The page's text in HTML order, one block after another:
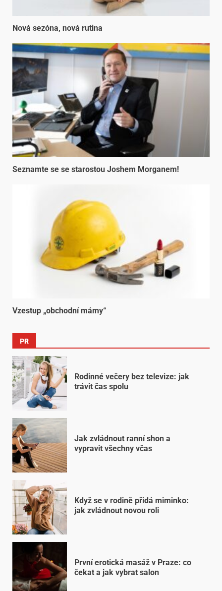
Nová sezóna, nová rutina
Seznamte se se starostou Joshem Morganem!
Vzestup „obchodní mámy“
PR
Rodinné večery bez televize: jak
trávit čas spolu
Jak zvládnout ranní shon a
vypravit všechny včas
Když se v rodině přidá miminko:
jak zvládnout novou roli
První erotická masáž v Praze: co
čekat a jak vybrat salon